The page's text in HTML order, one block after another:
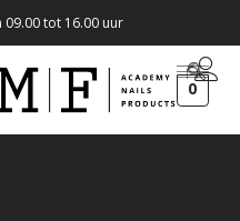
09.00 tot 16.00 uur
0